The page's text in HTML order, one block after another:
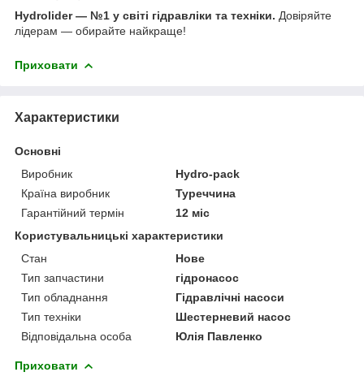
Hydrolider — №1 у світі гідравліки та техніки. Довіряйте
лідерам — обирайте найкраще!
Приховати
Характеристики
Основні
Виробник
Hydro-pack
Країна виробник
Туреччина
Гарантійний термін
12 міс
Користувальницькі характеристики
Стан
Нове
Тип запчастини
гідронасос
Тип обладнання
Гідравлічні насоси
Тип техніки
Шестерневий насос
Відповідальна особа
Юлія Павленко
Приховати